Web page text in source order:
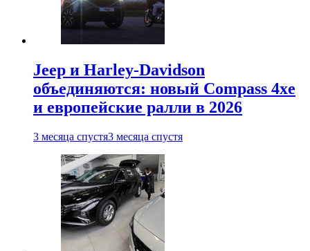
Jeep и Harley-Davidson
объединяются: новый Compass 4xe
и европейские ралли в 2026
3 месяца спустя3 месяца спустя